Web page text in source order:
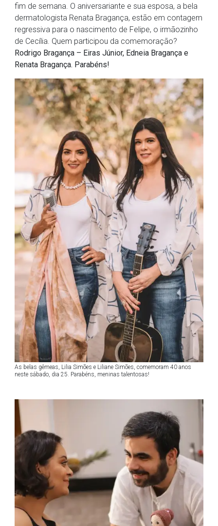
fim de semana. O aniversariante e sua esposa, a bela
dermatologista Renata Bragança, estão em contagem
regressiva para o nascimento de Felipe, o irmãozinho
de Cecília. Quem participou da comemoração?
Rodrigo Bragança – Eiras Júnior, Edneia Bragança e
Renata Bragança. Parabéns!
As belas gêmeas, Lilia Simões e Liliane Simões, comemoram 40 anos
neste sábado, dia 25. Parabéns, meninas talentosas!